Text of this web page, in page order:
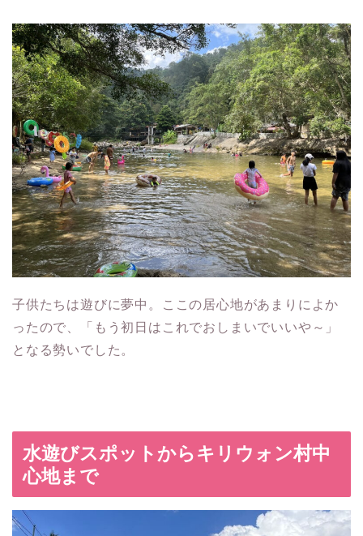
子供たちは遊びに夢中。ここの居心地があまりによか
ったので、「もう初日はこれでおしまいでいいや～」
となる勢いでした。
水遊びスポットからキリウォン村中
心地まで